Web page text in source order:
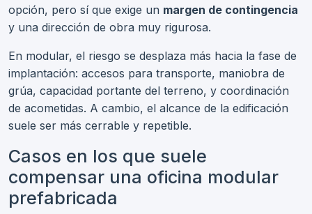
opción, pero sí que exige un margen de contingencia
y una dirección de obra muy rigurosa.
En modular, el riesgo se desplaza más hacia la fase de
implantación: accesos para transporte, maniobra de
grúa, capacidad portante del terreno, y coordinación
de acometidas. A cambio, el alcance de la edificación
suele ser más cerrable y repetible.
Casos en los que suele
compensar una oficina modular
prefabricada